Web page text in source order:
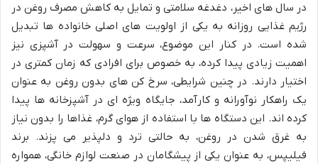
در سال های اخیر، دغدغه سلامتی و تمایل به کاهش مصرف روغن در
رژیم غذایی روزانه به یکی از اولویت های اصلی خانواده ها تبدیل
شده است. در کنار این موضوع، سرعت و سهولت در آشپزی نیز
اهمیت زیادی پیدا کرده، به خصوص برای افرادی که زمان کمتری در
اختیار دارند. در چنین شرایطی، سرخ کن های بدون روغن به عنوان
یک راهکار نوآورانه و کارآمد، جایگاه ویژه ای در آشپزخانه ها پیدا
کرده اند. این دستگاه ها با استفاده از هوای گرم، غذاها را بدون نیاز
به غرق شدن در روغن، به حالتی ترد و دلپذیر می پزند. برند
فیلیپس، به عنوان یکی از پیشگامان در صنعت لوازم خانگی، همواره